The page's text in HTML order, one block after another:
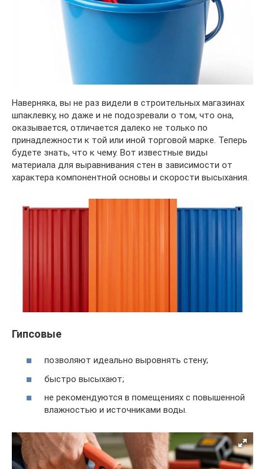
Наверняка, вы не раз видели в строительных магазинах
шпаклевку, но даже и не подозревали о том, что она,
оказывается, отличается далеко не только по
принадлежности к той или иной торговой марке. Теперь
будете знать, что к чему. Вот известные виды
материала для выравнивания стен в зависимости от
характера компонентной основы и скорости высыхания.
Гипсовые
позволяют идеально выровнять стену;
быстро высыхают;
не рекомендуются в помещениях с повышенной
влажностью и источниками воды.